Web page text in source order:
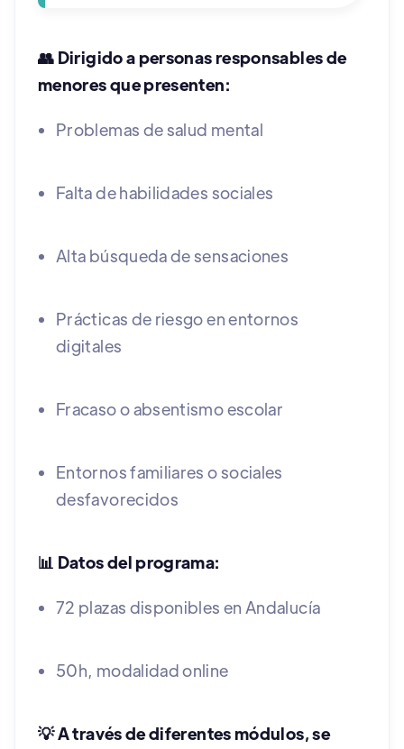
👥 Dirigido a personas responsables de
menores que presenten:
Problemas de salud mental
Falta de habilidades sociales
Alta búsqueda de sensaciones
Prácticas de riesgo en entornos
digitales
Fracaso o absentismo escolar
Entornos familiares o sociales
desfavorecidos
📊 Datos del programa:
72 plazas disponibles en Andalucía
50h, modalidad online
💡 A través de diferentes módulos, se